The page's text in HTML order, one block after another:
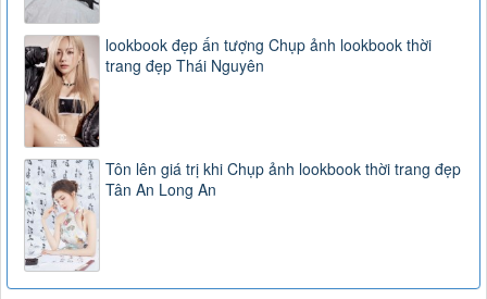
lookbook đẹp ấn tượng Chụp ảnh lookbook thời
trang đẹp Thái Nguyên
Tôn lên giá trị khi Chụp ảnh lookbook thời trang đẹp
Tân An Long An